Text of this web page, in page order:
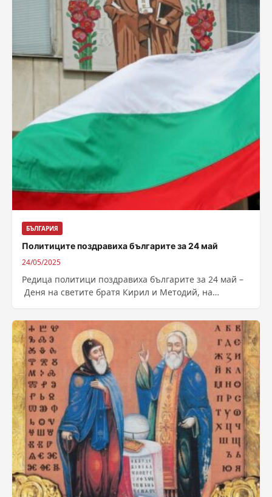
БЪЛГАРИЯ
Политиците поздравиха българите за 24 май
24/05/2025
Редица политици поздравиха българите за 24 май –
Деня на светите братя Кирил и Методий, на